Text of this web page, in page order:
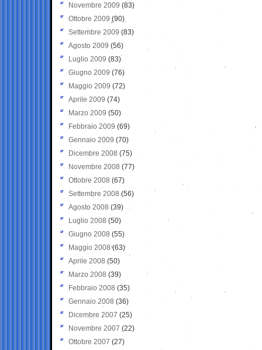
Novembre 2009 (83)
Ottobre 2009 (90)
Settembre 2009 (83)
Agosto 2009 (56)
Luglio 2009 (83)
Giugno 2009 (76)
Maggio 2009 (72)
Aprile 2009 (74)
Marzo 2009 (50)
Febbraio 2009 (69)
Gennaio 2009 (70)
Dicembre 2008 (75)
Novembre 2008 (77)
Ottobre 2008 (67)
Settembre 2008 (56)
Agosto 2008 (39)
Luglio 2008 (50)
Giugno 2008 (55)
Maggio 2008(63)
Aprile 2008 (50)
Marzo 2008 (39)
Febbraio 2008 (35)
Gennaio 2008 (36)
Dicembre 2007 (25)
Novembre 2007 (22)
Ottobre 2007 (27)